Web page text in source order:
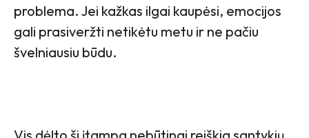
problema. Jei kažkas ilgai kaupėsi, emocijos
gali prasiveržti netikėtu metu ir ne pačiu
švelniausiu būdu.